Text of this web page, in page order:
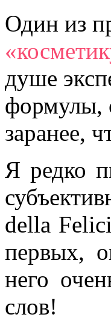
Один из
душе
формулы,
заранее,
Я редко
della
первых,
него
слов!